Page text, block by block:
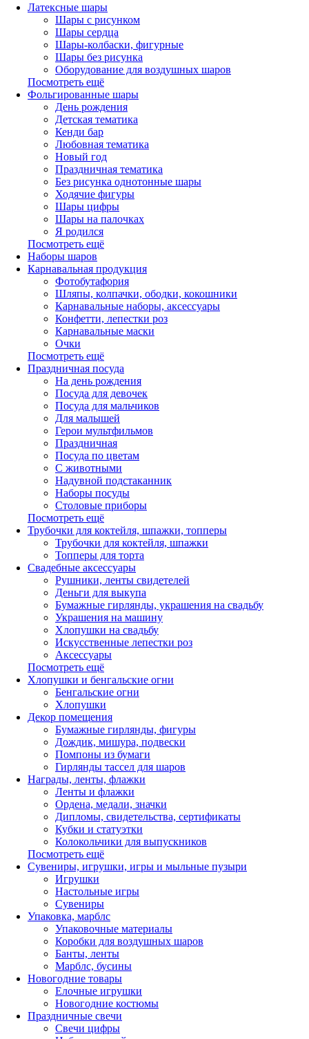
Латексные шары
Шары с рисунком
Шары сердца
Шары-колбаски, фигурные
Шары без рисунка
Оборудование для воздушных шаров
Посмотреть ещё
Фольгированные шары
День рождения
Детская тематика
Кенди бар
Любовная тематика
Новый год
Праздничная тематика
Без рисунка однотонные шары
Ходячие фигуры
Шары цифры
Шары на палочках
Я родился
Посмотреть ещё
Наборы шаров
Карнавальная продукция
Фотобутафория
Шляпы, колпачки, ободки, кокошники
Карнавальные наборы, аксессуары
Конфетти, лепестки роз
Карнавальные маски
Очки
Посмотреть ещё
Праздничная посуда
На день рождения
Посуда для девочек
Посуда для мальчиков
Для малышей
Герои мультфильмов
Праздничная
Посуда по цветам
С животными
Надувной подстаканник
Наборы посуды
Столовые приборы
Посмотреть ещё
Трубочки для коктейля, шпажки, топперы
Трубочки для коктейля, шпажки
Топперы для торта
Свадебные аксессуары
Рушники, ленты свидетелей
Деньги для выкупа
Бумажные гирлянды, украшения на свадьбу
Украшения на машину
Хлопушки на свадьбу
Искусственные лепестки роз
Аксессуары
Посмотреть ещё
Хлопушки и бенгальские огни
Бенгальские огни
Хлопушки
Декор помещения
Бумажные гирлянды, фигуры
Дождик, мишура, подвески
Помпоны из бумаги
Гирлянды тассел для шаров
Награды, ленты, флажки
Ленты и флажки
Ордена, медали, значки
Дипломы, свидетельства, сертификаты
Кубки и статуэтки
Колокольчики для выпускников
Посмотреть ещё
Сувениры, игрушки, игры и мыльные пузыри
Игрушки
Настольные игры
Сувениры
Упаковка, марблс
Упаковочные материалы
Коробки для воздушных шаров
Банты, ленты
Марблс, бусины
Новогодние товары
Елочные игрушки
Новогодние костюмы
Праздничные свечи
Свечи цифры